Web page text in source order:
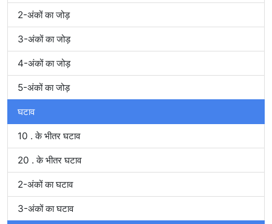
2-अंकों का जोड़
3-अंकों का जोड़
4-अंकों का जोड़
5-अंकों का जोड़
घटाव
10 . के भीतर घटाव
20 . के भीतर घटाव
2-अंकों का घटाव
3-अंकों का घटाव